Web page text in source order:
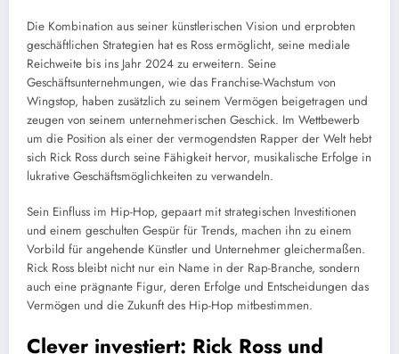
Die Kombination aus seiner künstlerischen Vision und erprobten
geschäftlichen Strategien hat es Ross ermöglicht, seine mediale
Reichweite bis ins Jahr 2024 zu erweitern. Seine
Geschäftsunternehmungen, wie das Franchise-Wachstum von
Wingstop, haben zusätzlich zu seinem Vermögen beigetragen und
zeugen von seinem unternehmerischen Geschick. Im Wettbewerb
um die Position als einer der vermogendsten Rapper der Welt hebt
sich Rick Ross durch seine Fähigkeit hervor, musikalische Erfolge in
lukrative Geschäftsmöglichkeiten zu verwandeln.
Sein Einfluss im Hip-Hop, gepaart mit strategischen Investitionen
und einem geschulten Gespür für Trends, machen ihn zu einem
Vorbild für angehende Künstler und Unternehmer gleichermaßen.
Rick Ross bleibt nicht nur ein Name in der Rap-Branche, sondern
auch eine prägnante Figur, deren Erfolge und Entscheidungen das
Vermögen und die Zukunft des Hip-Hop mitbestimmen.
Clever investiert: Rick Ross und